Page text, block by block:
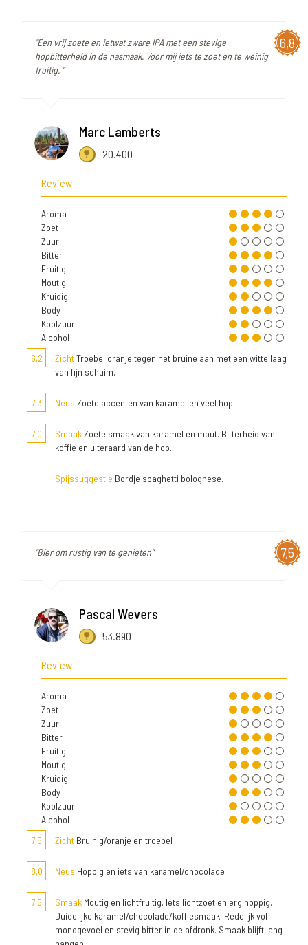
6,8
"Een vrij zoete en ietwat zware IPA met een stevige
hopbitterheid in de nasmaak. Voor mij iets te zoet en te weinig
fruitig. "
Marc Lamberts
20.400
Review
Aroma
Zoet
Zuur
Bitter
Fruitig
Moutig
Kruidig
Body
Koolzuur
Alcohol
6,2
ZichtTroebel oranje tegen het bruine aan met een witte laag
van fijn schuim.
7,3 Neus Zoete accenten van karamel en veel hop.
7,0 SmaakZoete smaak van karamel en mout. Bitterheid van
koffie en uiteraard van de hop.
Spijssuggestie Bordje spaghetti bolognese.
7,5
"Bier om rustig van te genieten"
Pascal Wevers
53.890
Review
Aroma
Zoet
Zuur
Bitter
Fruitig
Moutig
Kruidig
Body
Koolzuur
Alcohol
7,5
Zicht Bruinig/oranje en troebel
8,0 Neus Hoppig en iets van karamel/chocolade
7,5 Smaak Moutig en lichtfruitig. Iets lichtzoet en erg hoppig.
Duidelijke karamel/chocolade/koffiesmaak. Redelijk vol
mondgevoel en stevig bitter in de afdronk. Smaak blijft lang